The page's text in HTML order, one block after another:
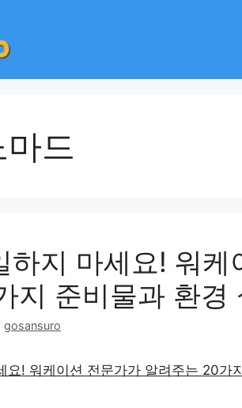
드
하지 마세요! 워
지 준비물과 환경
gosansuro